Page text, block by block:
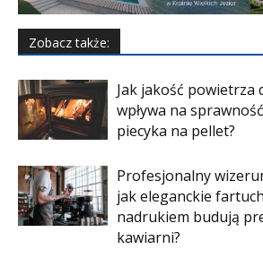
Zobacz także:
Jak jakość powietrza
wpływa na
piecyka na pellet?
Profesjonalny
jak eleganckie
nadrukiem budują
kawiarni?